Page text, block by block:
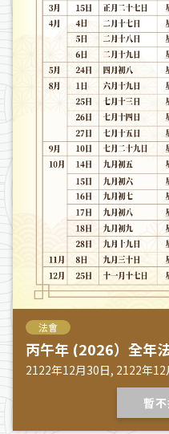
法會
丙午年 (2026）全年
2122年12月30日, 2122年
暫